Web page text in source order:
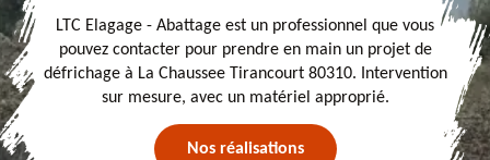
LTC Elagage - Abattage est un professionnel que vous
pouvez contacter pour prendre en main un projet de
défrichage à La Chaussee Tirancourt 80310. Intervention
sur mesure, avec un matériel approprié.
Nos réalisations